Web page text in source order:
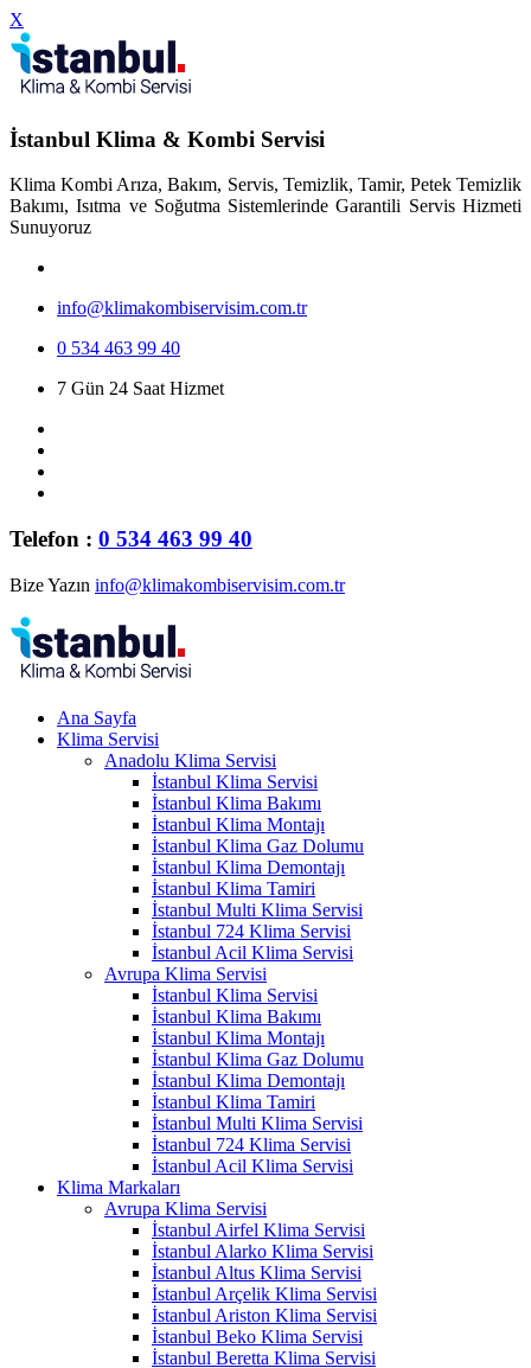
X
İstanbul Klima & Kombi Servisi
Klima Kombi Arıza, Bakım, Servis, Temizlik, Tamir, Petek Temizlik
Bakımı, Isıtma ve Soğutma Sistemlerinde Garantili Servis Hizmeti
Sunuyoruz
info@klimakombiservisim.com.tr
0 534 463 99 40
7 Gün 24 Saat Hizmet
Telefon : 0 534 463 99 40
Bize Yazın info@klimakombiservisim.com.tr
Ana Sayfa
Klima Servisi
Anadolu Klima Servisi
İstanbul Klima Servisi
İstanbul Klima Bakımı
İstanbul Klima Montajı
İstanbul Klima Gaz Dolumu
İstanbul Klima Demontajı
İstanbul Klima Tamiri
İstanbul Multi Klima Servisi
İstanbul 724 Klima Servisi
İstanbul Acil Klima Servisi
Avrupa Klima Servisi
İstanbul Klima Servisi
İstanbul Klima Bakımı
İstanbul Klima Montajı
İstanbul Klima Gaz Dolumu
İstanbul Klima Demontajı
İstanbul Klima Tamiri
İstanbul Multi Klima Servisi
İstanbul 724 Klima Servisi
İstanbul Acil Klima Servisi
Klima Markaları
Avrupa Klima Servisi
İstanbul Airfel Klima Servisi
İstanbul Alarko Klima Servisi
İstanbul Altus Klima Servisi
İstanbul Arçelik Klima Servisi
İstanbul Ariston Klima Servisi
İstanbul Beko Klima Servisi
İstanbul Beretta Klima Servisi